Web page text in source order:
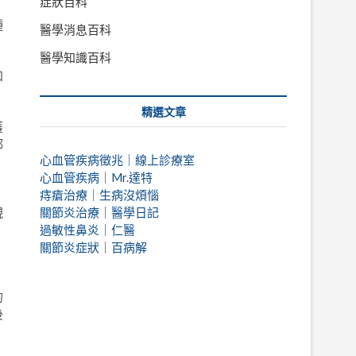
醫學消息百科
醫學知識百科
精選文章
心血管疾病徵兆｜線上診療室
心血管疾病｜Mr.達特
痔瘡治療｜ 生病沒煩惱
關節炎治療｜醫學日記
過敏性鼻炎｜仁醫
關節炎症狀｜百病解